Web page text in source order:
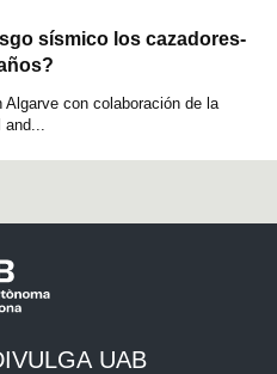
sísmico los cazadores-
con colaboración de la
UAB